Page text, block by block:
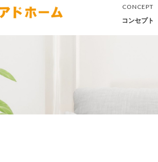
CONCEPT
コンセプト